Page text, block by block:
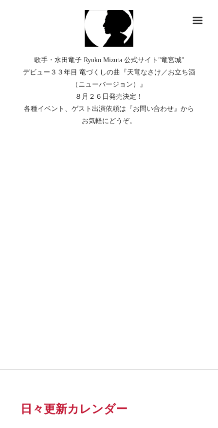
歌手・水田竜子 Ryuko Mizuta 公式サイト"竜宮城"
デビュー３３年目 竜づくしの曲『天竜なさけ／お立ち酒
（ニューバージョン）』
８月２６日発売決定！
各種イベント、ゲスト出演依頼は『お問い合わせ』から
お気軽にどうぞ。
日々更新カレンダー